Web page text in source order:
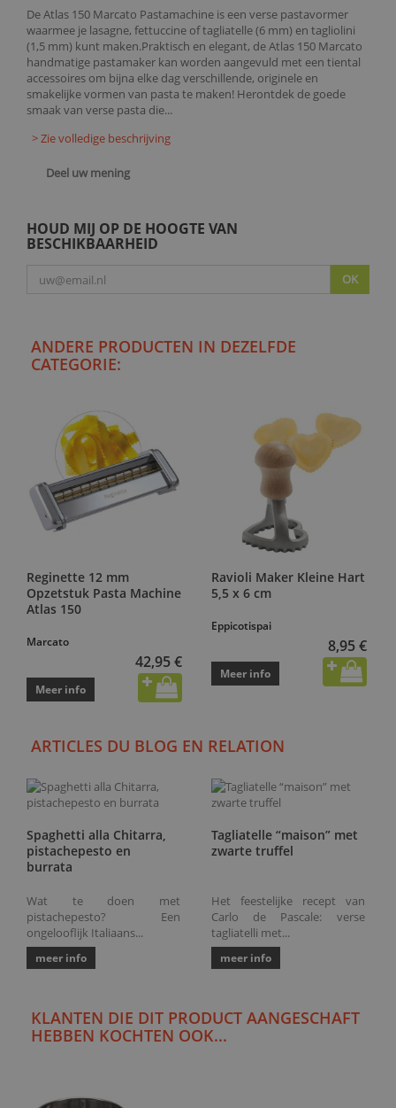
De Atlas 150 Marcato Pastamachine is een verse pastavormer
waarmee je lasagne, fettuccine of tagliatelle (6 mm) en tagliolini
(1,5 mm) kunt maken.Praktisch en elegant, de Atlas 150 Marcato
handmatige pastamaker kan worden aangevuld met een tiental
accessoires om bijna elke dag verschillende, originele en
smakelijke vormen van pasta te maken! Herontdek de goede
smaak van verse pasta die...
> Zie volledige beschrijving
Deel uw mening
HOUD MIJ OP DE HOOGTE VAN
BESCHIKBAARHEID
OK
ANDERE PRODUCTEN IN DEZELFDE
CATEGORIE:
Reginette 12 mm
Opzetstuk Pasta Machine
Atlas 150
Marcato
42,95 €
Meer info
Ravioli Maker Kleine Hart
5,5 x 6 cm
Eppicotispai
8,95 €
Meer info
ARTICLES DU BLOG EN RELATION
Spaghetti alla Chitarra,
pistachepesto en
burrata
Wat te doen met
pistachepesto? Een
ongelooflijk Italiaans...
meer info
Tagliatelle “maison” met
zwarte truffel
Het feestelijke recept van
Carlo de Pascale: verse
tagliatelli met...
meer info
KLANTEN DIE DIT PRODUCT AANGESCHAFT
HEBBEN KOCHTEN OOK...